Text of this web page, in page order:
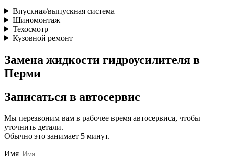
Впускная/выпускная система
Шиномонтаж
Техосмотр
Кузовной ремонт
Замена жидкости гидроусилителя в
Перми
Записаться в автосервис
Мы перезвоним вам в рабочее время автосервиса, чтобы
уточнить детали.
Обычно это занимает 5 минут.
Имя